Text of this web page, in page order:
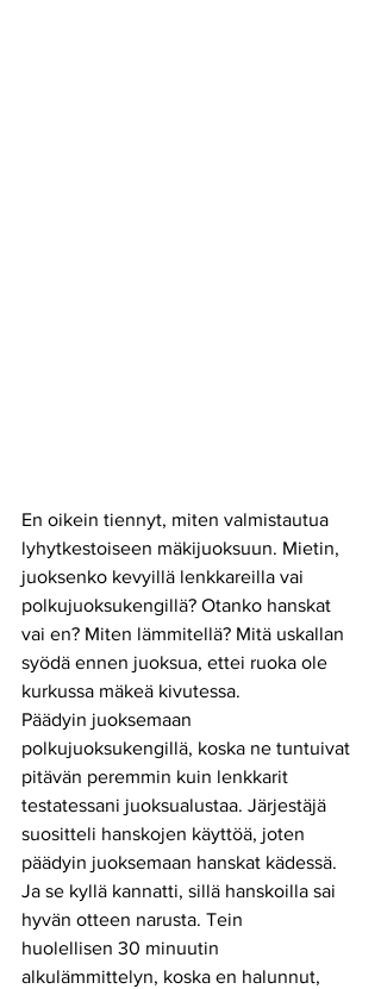
En oikein tiennyt, miten valmistautua
lyhytkestoiseen mäkijuoksuun. Mietin,
juoksenko kevyillä lenkkareilla vai
polkujuoksukengillä? Otanko hanskat
vai en? Miten lämmitellä? Mitä uskallan
syödä ennen juoksua, ettei ruoka ole
kurkussa mäkeä kivutessa.
Päädyin juoksemaan
polkujuoksukengillä, koska ne tuntuivat
pitävän peremmin kuin lenkkarit
testatessani juoksualustaa. Järjestäjä
suositteli hanskojen käyttöä, joten
päädyin juoksemaan hanskat kädessä.
Ja se kyllä kannatti, sillä hanskoilla sai
hyvän otteen narusta. Tein
huolellisen 30 minuutin
alkulämmittelyn, koska en halunnut,